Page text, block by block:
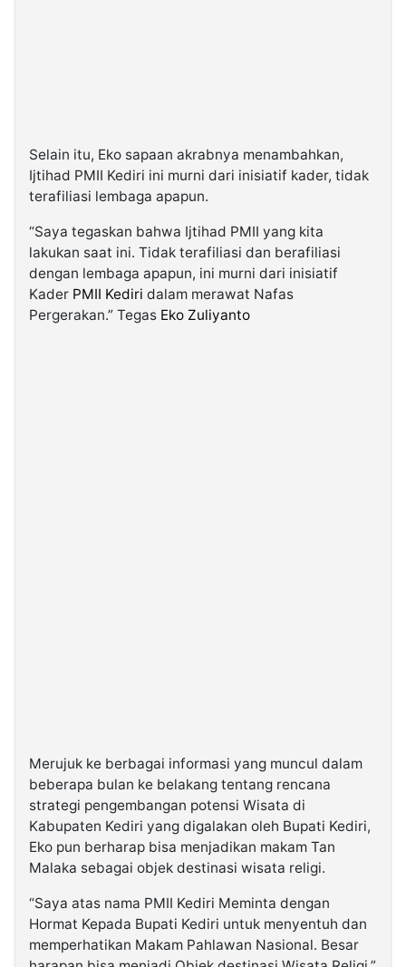
Selain itu, Eko sapaan akrabnya menambahkan,
Ijtihad PMII Kediri ini murni dari inisiatif kader, tidak
terafiliasi lembaga apapun.
“Saya tegaskan bahwa Ijtihad PMII yang kita
lakukan saat ini. Tidak terafiliasi dan berafiliasi
dengan lembaga apapun, ini murni dari inisiatif
Kader PMII Kediri dalam merawat Nafas
Pergerakan.” Tegas Eko Zuliyanto
Merujuk ke berbagai informasi yang muncul dalam
beberapa bulan ke belakang tentang rencana
strategi pengembangan potensi Wisata di
Kabupaten Kediri yang digalakan oleh Bupati Kediri,
Eko pun berharap bisa menjadikan makam Tan
Malaka sebagai objek destinasi wisata religi.
“Saya atas nama PMII Kediri Meminta dengan
Hormat Kepada Bupati Kediri untuk menyentuh dan
memperhatikan Makam Pahlawan Nasional. Besar